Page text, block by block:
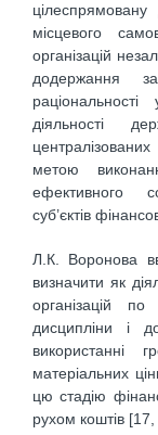
цілеспрямовану
місцевого
організацій
додержання
діяльності
метою
ефективного
суб’єктів
Л.К. Воронова
визначити як
організацій по
дисципліни і
використанні
матеріальних
цю стадію
рухом коштів [17,